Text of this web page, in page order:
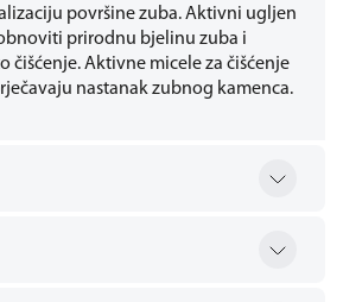
površine zuba. Aktivni ugljen
prirodnu bjelinu zuba i
čišćenje. Aktivne micele za čišćenje
nastanak zubnog kamenca.